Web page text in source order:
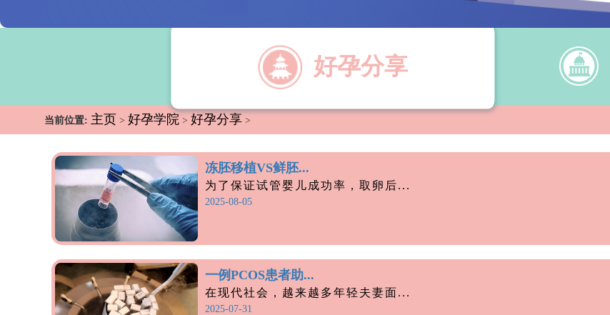
好孕分享
当前位置: 主页 > 好孕学院 > 好孕分享 >
冻胚移植VS鲜胚...
为了保证试管婴儿成功率，取卵后...
2025-08-05
一例PCOS患者助...
在现代社会，越来越多年轻夫妻面...
2025-07-31